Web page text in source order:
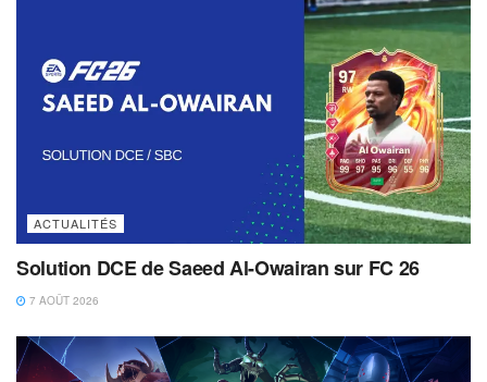
ACTUALITÉS
Solution DCE de Saeed Al-Owairan sur FC 26
7 AOÛT 2026